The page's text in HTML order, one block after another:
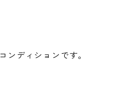
ンディションです。